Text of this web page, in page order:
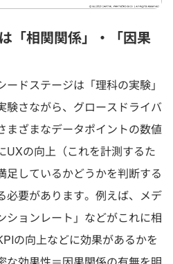
「相関関係」・「因果
ードステージは「理科の実験」
験さながら、グロースドライバ
まざまなデータポイントの数値
UXの向上（これを計測するた
足しているかどうかを判断する
必要があります。例えば、メデ
ションレート」などがこれに相
の向上などに効果があるかを